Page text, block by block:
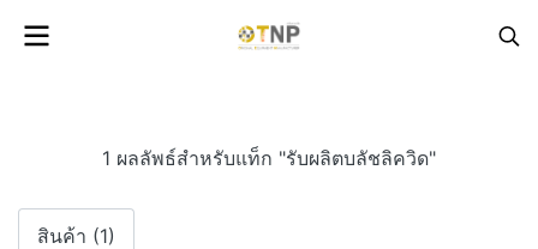
1 ผลลัพธ์สำหรับแท็ก "รับผลิตบลัชลิควิด"
สินค้า (1)